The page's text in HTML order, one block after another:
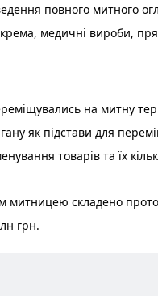
повного митного
медичні вироби,
на митну
як підстави для
товарів та їх
митницею складено
грн.